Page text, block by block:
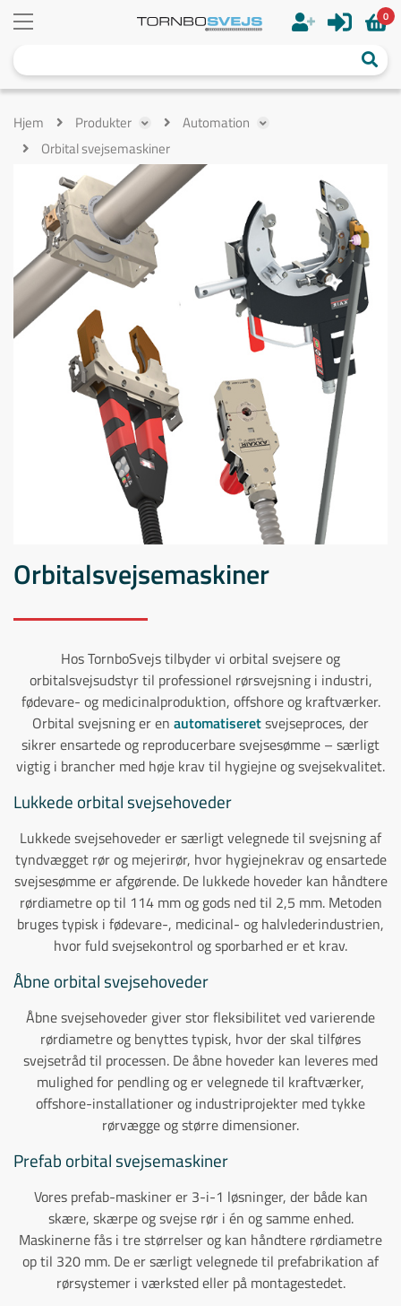
0
Hjem Produkter
Automation
Orbital svejsemaskiner
Orbitalsvejsemaskiner
Hos TornboSvejs tilbyder vi orbital svejsere og
orbitalsvejsudstyr til professionel rørsvejsning i industri,
fødevare- og medicinalproduktion, offshore og kraftværker.
Orbital svejsning er en automatiseretsvejseproces, der
sikrer ensartede og reproducerbare svejsesømme – særligt
vigtig i brancher med høje krav til hygiejne og svejsekvalitet.
Lukkede orbital svejsehoveder
Lukkede svejsehoveder er særligt velegnede til svejsning af
tyndvægget rør og mejerirør, hvor hygiejnekrav og ensartede
svejsesømme er afgørende. De lukkede hoveder kan håndtere
rørdiametre op til 114 mm og gods ned til 2,5 mm. Metoden
bruges typisk i fødevare-, medicinal- og halvlederindustrien,
hvor fuld svejsekontrol og sporbarhed er et krav.
Åbne orbital svejsehoveder
Åbne svejsehoveder giver stor fleksibilitet ved varierende
rørdiametre og benyttes typisk, hvor der skal tilføres
svejsetråd til processen. De åbne hoveder kan leveres med
mulighed for pendling og er velegnede til kraftværker,
offshore-installationer og industriprojekter med tykke
rørvægge og større dimensioner.
Prefab orbital svejsemaskiner
Vores prefab-maskiner er 3-i-1 løsninger, der både kan
skære, skærpe og svejse rør i én og samme enhed.
Maskinerne fås i tre størrelser og kan håndtere rørdiametre
op til 320 mm. De er særligt velegnede til prefabrikation af
rørsystemer i værksted eller på montagestedet.